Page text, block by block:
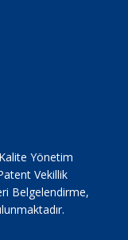
Yönetim
Vekillik
Belgelendirme,